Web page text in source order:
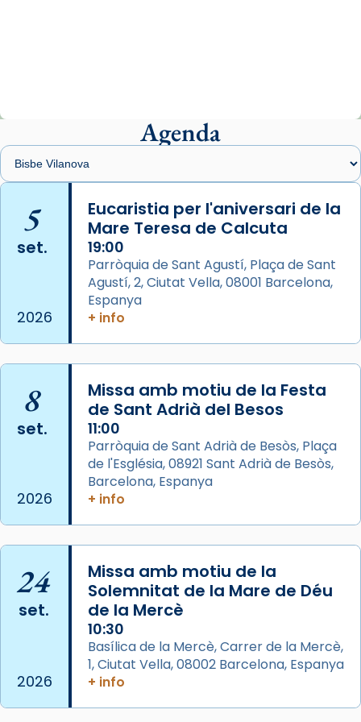
presidit aquest 27 de juliol la missa de Les
Santes de Mataró.
🔗
📸 J. Merino
Photo
View on Facebook ·
Arquebisbat de Barcelona
de Barcelona.
2 weeks ago
comitè organitzador de la visita apostòlica
del Sant Pare Lleó XIV a Barcelona, i als
col·laboradors, a la Catedral de Barcelona.
L’arquebisbe de Barcelona, el cardenal Joan
Josep Omella, ha presidit la missa i l’ha
concelebrat el bisbe auxiliar de Barcelona,
Mons. David Abadías.
📸 Dr. G. Simón
Photo
View on Facebook · Share
Arquebisbat de Barcelona
2 weeks ago
Memòria de les santes Juliana i
Semproniana, verges i màrtirs.
Agenda
5
set.
2026
Eucaristia per l'aniversari de la
Mare Teresa de Calcuta
19:00
Parròquia de Sant Agustí, Plaça de Sant
Agustí, 2, Ciutat Vella, 08001 Barcelona,
Espanya
+ info
8
set.
2026
Missa amb motiu de la Festa
de Sant Adrià del Besos
11:00
Parròquia de Sant Adrià de Besòs, Plaça
de l'Església, 08921 Sant Adrià de Besòs,
Barcelona, Espanya
+ info
24
set.
2026
Missa amb motiu de la
Solemnitat de la Mare de Déu
de la Mercè
10:30
Basílica de la Mercè, Carrer de la Mercè,
1, Ciutat Vella, 08002 Barcelona, Espanya
+ info